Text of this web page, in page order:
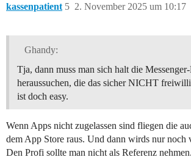
kassenpatient 2. November 2025 um 10:17
5
Ghandy:
Tja, dann muss man sich halt die
heraussuchen, die das sicher NICHT
ist doch easy.
Wenn Apps nicht zugelassen sind fliegen die
dem App Store raus. Und dann wirds nur noch
Den Profi sollte man nicht als Referenz nehmen.